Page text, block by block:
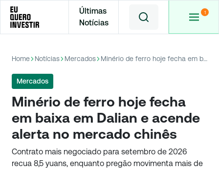
Últimas
Notícias
Home Notícias Mercados Minério de ferro hoje fecha em baixa em Dalian e acende alerta no mercado chinês
Mercados
Minério de ferro hoje fecha
em baixa em Dalian e acende
alerta no mercado chinês
Contrato mais negociado para setembro de 2026
recua 8,5 yuans, enquanto pregão movimenta mais de